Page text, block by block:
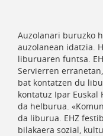
Auzolanari buruzko
auzolanean idatzia.
liburuaren funtsa.
Servierren
bat kontatzen du
kontatuz Ipar
da helburua.
da liburua. EHZ
bilakaera sozial,